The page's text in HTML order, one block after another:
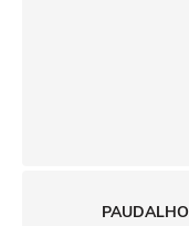
PAUDALHO